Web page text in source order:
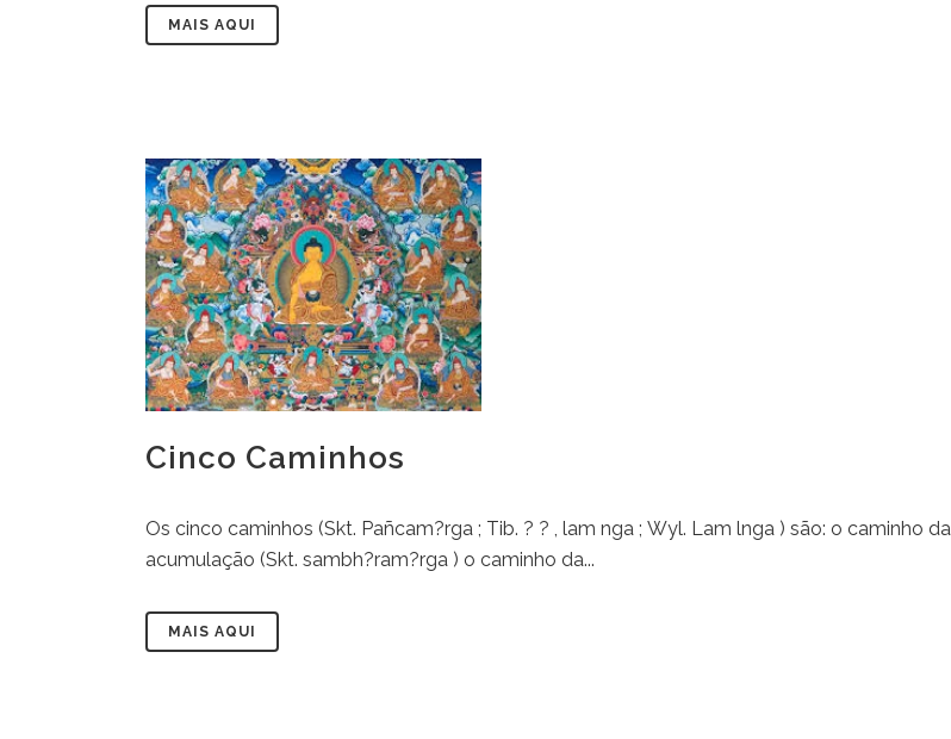
MAIS AQUI
Cinco Caminhos
Os cinco caminhos (Skt. Pañcam?rga ; Tib. ? ? , lam nga ; Wyl. Lam lnga ) são: o caminho da
acumulação (Skt. sambh?ram?rga ) o caminho da...
MAIS AQUI